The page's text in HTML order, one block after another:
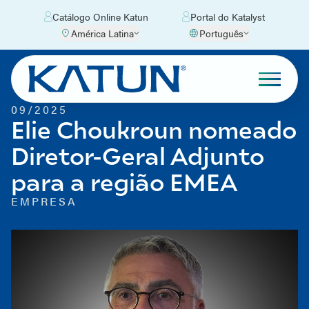
Catálogo Online Katun
Portal do Katalyst
América Latina
Português
09/2025
Elie Choukroun nomeado
Diretor-Geral Adjunto
para a região EMEA
EMPRESA